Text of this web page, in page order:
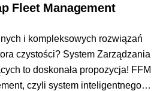
Fleet Management
i kompleksowych rozwiązań
czystości? System Zarządzania
to doskonała propozycja! FFM
czyli system inteligentnego